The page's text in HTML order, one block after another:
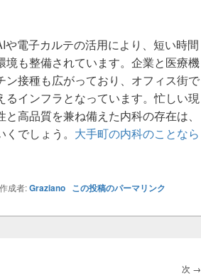
電子カルテの活用により、短い時間
も整備されています。企業と医療機
接種も広がっており、オフィス街で
インフラとなっています。忙しい現
高品質を兼ね備えた内科の存在は、
でしょう。 大手町の内科のことなら
成者:Graziano この投稿のパーマリンク
次 →